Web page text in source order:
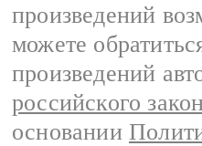
произведений
можете
произведений
российского
основании